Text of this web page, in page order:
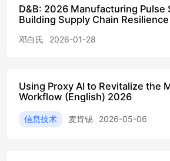
Consumer Rights and Interests
6.1 DRCF next
steps for member
regulatory frameworkscan help
way. Published by theDigital
and Markets Authority(CMA),
Office (ICO), and
D&B: 2026 Manufacturing Pulse
Building Supply Chain
(English Edition + Translation) (13
邓白氏 2026-01-28
Using Proxy AI to Revitalize the
Workflow (English) 2026
信息技术 麦肯锡 2026-05-06